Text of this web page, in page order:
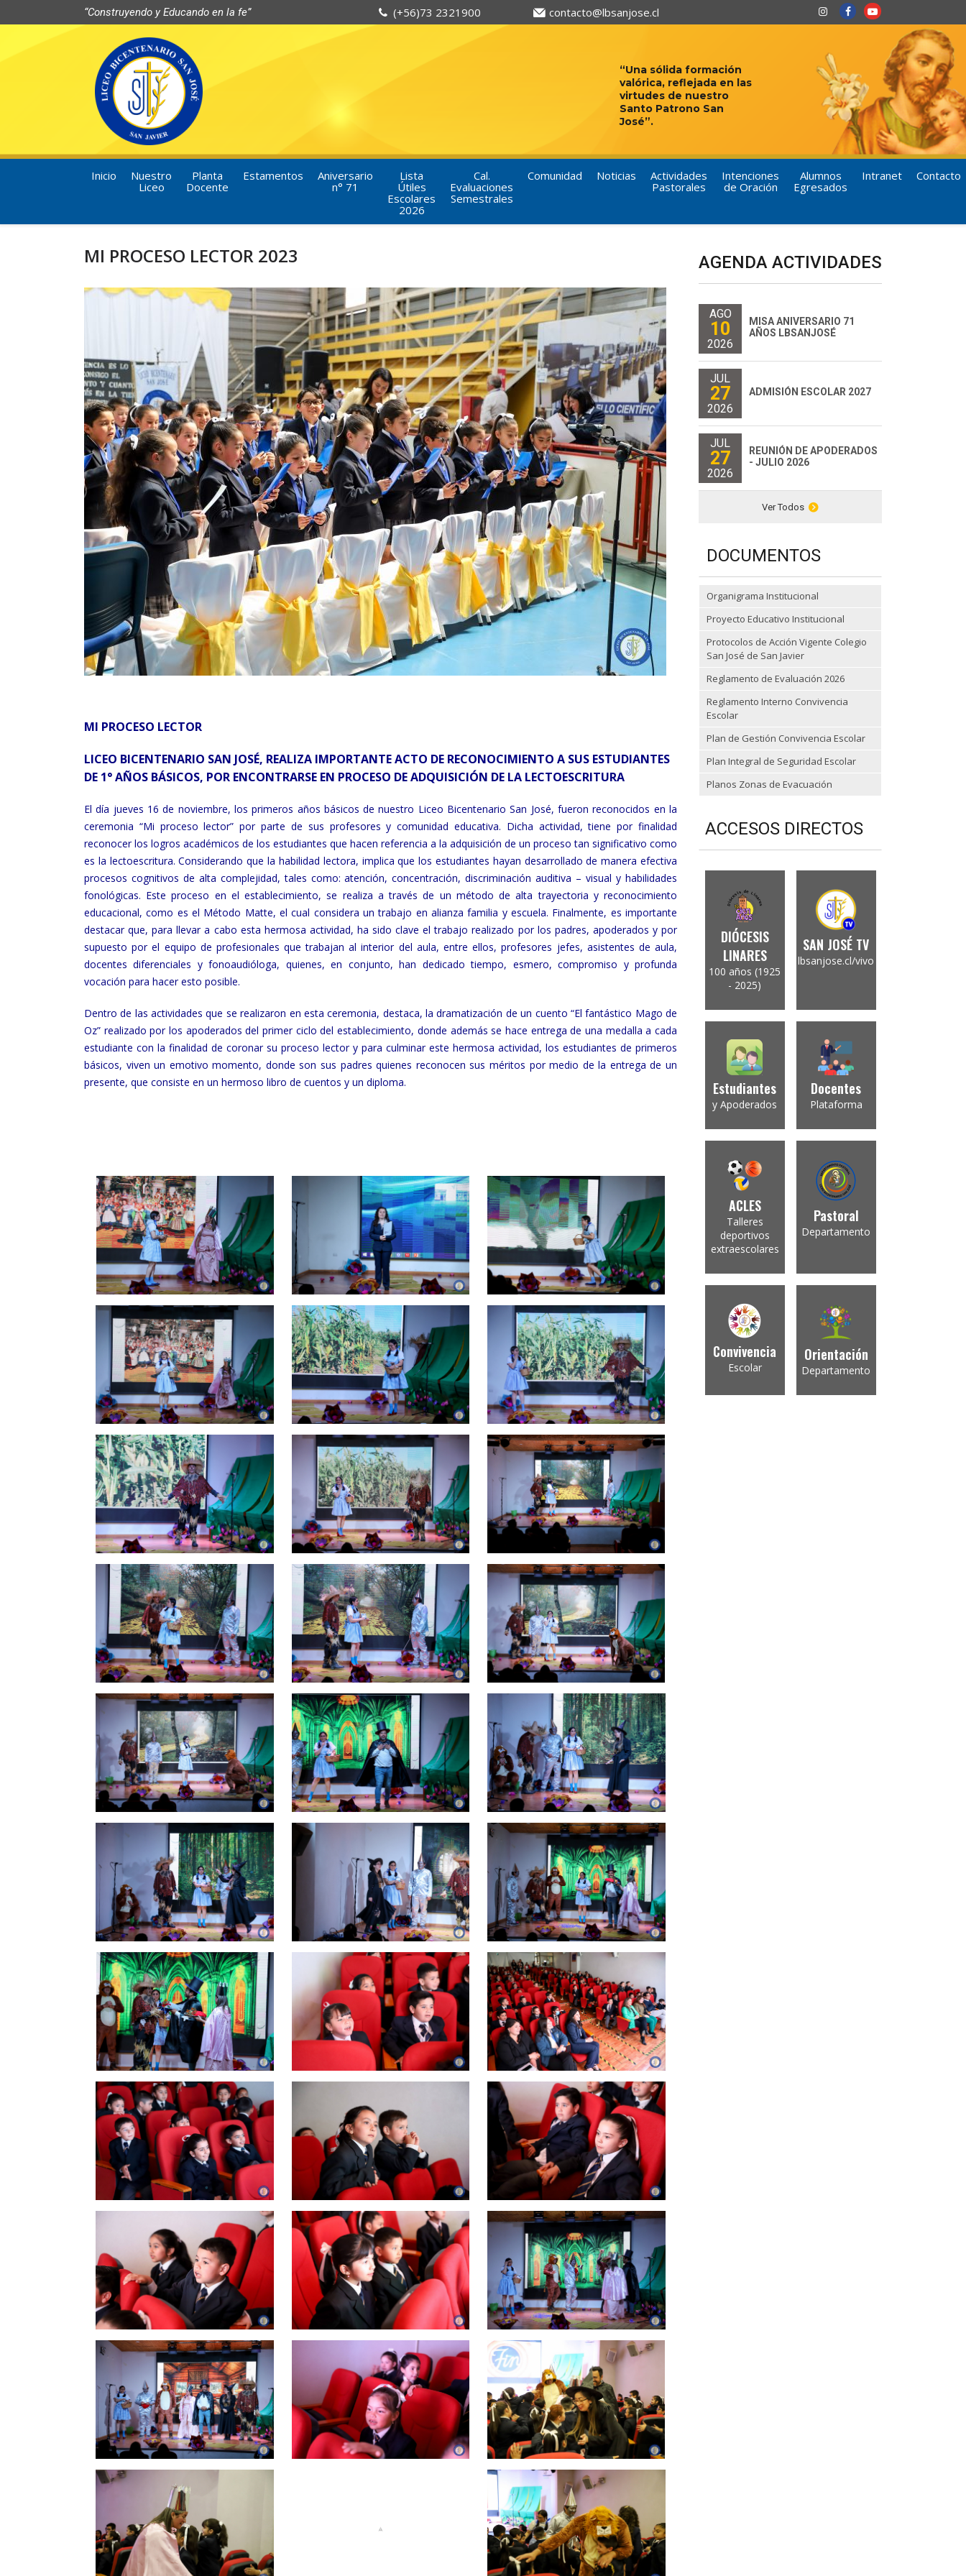
“Construyendo y Educando en la fe” (+56)73 2321900 contacto@lbsanjose.cl
“Una sólida formación
valórica, reflejada en las
virtudes de nuestro
Santo Patrono San
José”.
Inicio
Nuestro
Liceo
Planta
Docente
Estamentos
Aniversario
n° 71
Lista
Útiles
Escolares
2026
Cal.
Evaluaciones
Semestrales
Comunidad Noticias
Actividades
Pastorales
Intenciones
de Oración
Alumnos
Egresados
Intranet Contacto
MI PROCESO LECTOR 2023
MI PROCESO LECTOR
LICEO BICENTENARIO SAN JOSÉ, REALIZA IMPORTANTE ACTO DE RECONOCIMIENTO A SUS ESTUDIANTES
DE 1° AÑOS BÁSICOS, POR ENCONTRARSE EN PROCESO DE ADQUISICIÓN DE LA LECTOESCRITURA
El día jueves 16 de noviembre, los primeros años básicos de nuestro Liceo Bicentenario San José, fueron reconocidos en la
ceremonia “Mi proceso lector” por parte de sus profesores y comunidad educativa. Dicha actividad, tiene por finalidad
reconocer los logros académicos de los estudiantes que hacen referencia a la adquisición de un proceso tan significativo como
es la lectoescritura. Considerando que la habilidad lectora, implica que los estudiantes hayan desarrollado de manera efectiva
procesos cognitivos de alta complejidad, tales como: atención, concentración, discriminación auditiva – visual y habilidades
fonológicas. Este proceso en el establecimiento, se realiza a través de un método de alta trayectoria y reconocimiento
educacional, como es el Método Matte, el cual considera un trabajo en alianza familia y escuela. Finalmente, es importante
destacar que, para llevar a cabo esta hermosa actividad, ha sido clave el trabajo realizado por los padres, apoderados y por
supuesto por el equipo de profesionales que trabajan al interior del aula, entre ellos, profesores jefes, asistentes de aula,
docentes diferenciales y fonoaudióloga, quienes, en conjunto, han dedicado tiempo, esmero, compromiso y profunda
vocación para hacer esto posible.
Dentro de las actividades que se realizaron en esta ceremonia, destaca, la dramatización de un cuento “El fantástico Mago de
Oz” realizado por los apoderados del primer ciclo del establecimiento, donde además se hace entrega de una medalla a cada
estudiante con la finalidad de coronar su proceso lector y para culminar este hermosa actividad, los estudiantes de primeros
básicos, viven un emotivo momento, donde son sus padres quienes reconocen sus méritos por medio de la entrega de un
presente, que consiste en un hermoso libro de cuentos y un diploma.
AGENDA ACTIVIDADES
AGO
10
2026
MISA ANIVERSARIO 71
AÑOS LBSANJOSÉ
JUL
27
2026
ADMISIÓN ESCOLAR 2027
JUL
27
2026
REUNIÓN DE APODERADOS
- JULIO 2026
Ver Todos
DOCUMENTOS
Organigrama Institucional
Proyecto Educativo Institucional
Protocolos de Acción Vigente Colegio
San José de San Javier
Reglamento de Evaluación 2026
Reglamento Interno Convivencia
Escolar
Plan de Gestión Convivencia Escolar
Plan Integral de Seguridad Escolar
Planos Zonas de Evacuación
ACCESOS DIRECTOS
DIÓCESIS
LINARES
100 años (1925
- 2025)
SAN JOSÉ TV
lbsanjose.cl/vivo
Estudiantes
y Apoderados
Docentes
Plataforma
ACLES
Talleres
deportivos
extraescolares
Pastoral
Departamento
Convivencia
Escolar
Orientación
Departamento